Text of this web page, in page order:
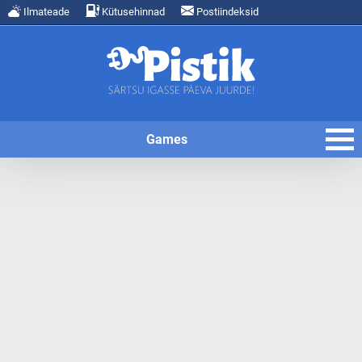
Ilmateade Kütusehinnad Postiindeksid
Games